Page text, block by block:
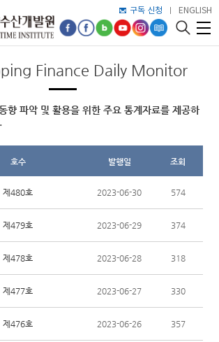
구독 신청 ENGLISH
Finance Daily Monitor
향 파악 및 활용을 위한 주요 통계자료를 제공하
호수 발행일 조회
제480호 2023-06-30 574
제479호 2023-06-29 374
제478호 2023-06-28 318
제477호 2023-06-27 330
제476호 2023-06-26 357